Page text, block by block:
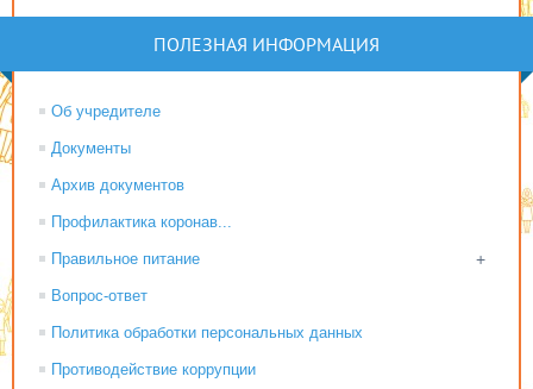
ПОЛЕЗНАЯ ИНФОРМАЦИЯ
Об учредителе
Документы
Архив документов
Профилактика коронав...
+
Правильное питание
Вопрос-ответ
Политика обработки персональных данных
Противодействие коррупции